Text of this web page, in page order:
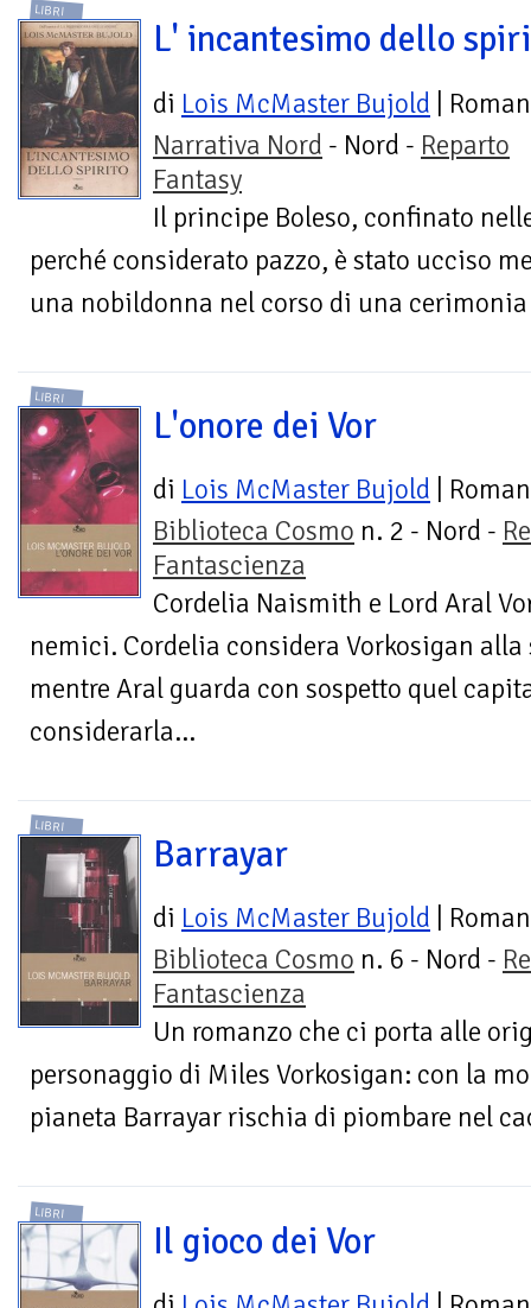
LIBRI
L' incantesimo dello
di Lois McMaster Bujold |
Narrativa Nord - Nord - Reparto
Fantasy
Il principe Boleso, confinato
perché considerato pazzo, è stato ucciso
una nobildonna nel corso di una
LIBRI
L'onore dei Vor
di Lois McMaster Bujold |
Biblioteca Cosmo n. 2 - Nord -
Fantascienza
Cordelia Naismith e Lord Aral
nemici. Cordelia considera Vorkosigan
mentre Aral guarda con sospetto quel
considerarla...
LIBRI
Barrayar
di Lois McMaster Bujold |
Biblioteca Cosmo n. 6 - Nord -
Fantascienza
Un romanzo che ci porta alle
personaggio di Miles Vorkosigan: con la
pianeta Barrayar rischia di piombare nel
LIBRI
Il gioco dei Vor